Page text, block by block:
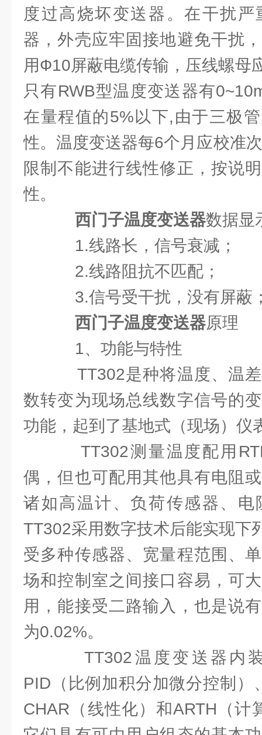
度过高烧坏变送器。在干扰
器，外壳应牢固接地避免干扰
用Ф10屏蔽电缆传输，压线螺母
只有RWB型温度变送器有
在量程值的5%以下,由于三极
性。温度变送器每6个月应校准
限制不能进行线性修正，按说
性。
西门子温度变送器数据显
1.线路长，信号衰减；
2.线路阻抗不匹配；
3.信号受干扰，没有屏蔽
西门子温度变送器原理
1、功能与特性
TT302是种将温度、温
数转变为现场总线数字信号的
功能，起到了基地式（现场）仪
TT302测量温度配用
偶，但也可配用其他具有电阻
诸如高温计、负荷传感器、电
TT302采用数字技术后能实现下
受多种传感器、宽量程范围、
场和控制室之间接口容易，可
用，能接受二路输入，也是说
为0.02%。
TT302温度变送器内
PID（比例加积分加微分控制）
CHAR（线性化）和ARTH（计